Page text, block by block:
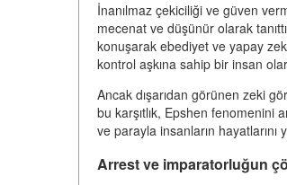
İnanılmaz çekiciliği ve güven
mecenat ve düşünür olarak
konuşarak ebediyet ve yapay
kontrol aşkına sahip bir insan
Ancak dışarıdan görünen zeki
bu karşıtlık, Epshen
ve parayla insanların hayatlarını
Arrest ve imparatorluğun